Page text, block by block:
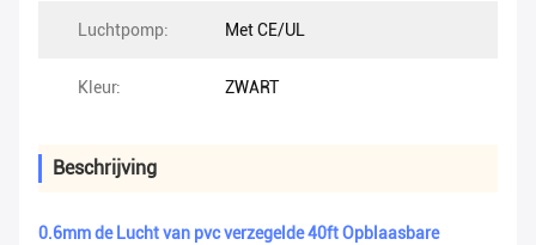
Luchtpomp: Met CE/UL
Kleur: ZWART
Beschrijving
0.6mm de Lucht van pvc verzegelde 40ft Opblaasbare